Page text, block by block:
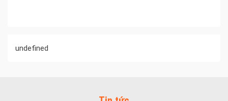
undefined